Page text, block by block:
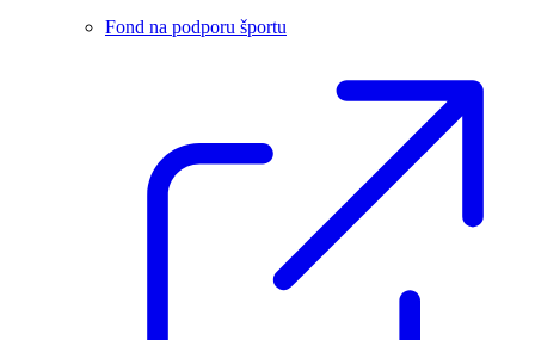
Fond na podporu športu